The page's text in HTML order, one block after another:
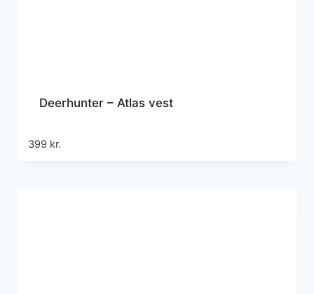
Deerhunter – Atlas vest
399 kr.